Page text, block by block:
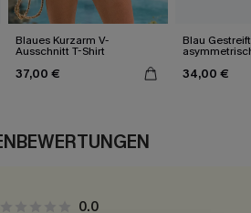
Blaues Kurzarm V-
Ausschnitt T-Shirt
37,00 €
Blau
34,00 €
0.0